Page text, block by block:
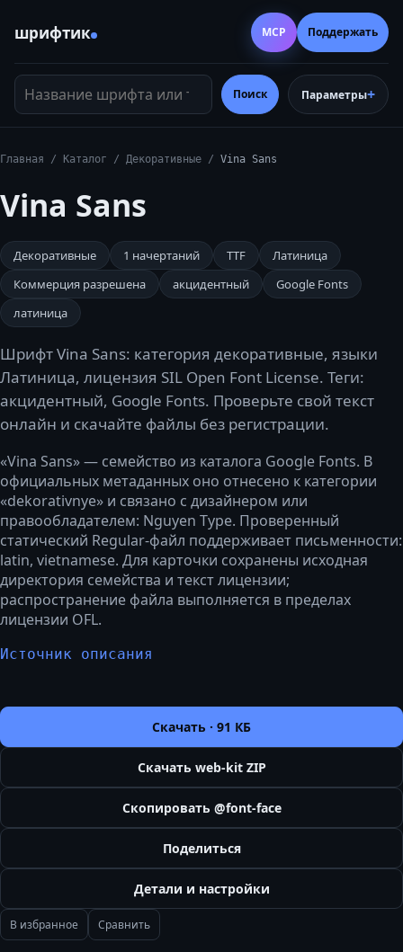
шрифтик
Название шрифта или тег
Поиск Параметры
MCP Поддержать
Главная / Каталог / Декоративные / Vina Sans
Vina Sans
Декоративные 1 начертаний TTF
Латиница
Коммерция разрешена
акцидентный
Google Fonts
латиница
Шрифт Vina Sans: категория декоративные, языки
Латиница, лицензия SIL Open Font License. Теги:
акцидентный, Google Fonts. Проверьте свой текст
онлайн и скачайте файлы без регистрации.
«Vina Sans» — семейство из каталога Google Fonts. В
официальных метаданных оно отнесено к категории
«dekorativnye» и связано с дизайнером или
правообладателем: Nguyen Type. Проверенный
статический Regular-файл поддерживает письменности:
latin, vietnamese. Для карточки сохранены исходная
директория семейства и текст лицензии;
распространение файла выполняется в пределах
лицензии OFL.
Источник описания
Скачать · 91 КБ
Скачать web-kit ZIP
Скопировать @font-face
Поделиться
Детали и настройки
В избранное Сравнить